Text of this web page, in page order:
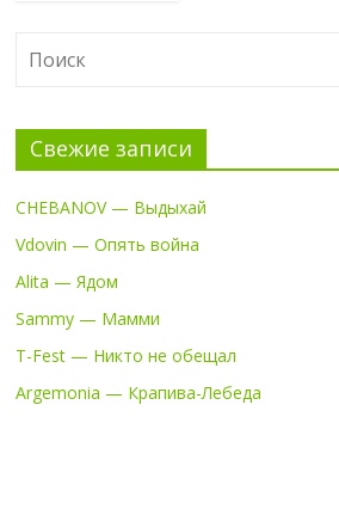
Свежие записи
CHEBANOV — Выдыхай
Vdovin — Опять война
Alita — Ядом
Sammy — Мамми
T-Fest — Никто не обещал
Argemonia — Крапива-Лебеда